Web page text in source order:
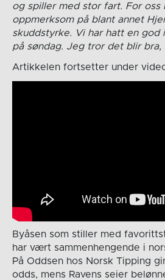
og spiller med stor fart. For
oppmerksom på blant annet
skuddstyrke. Vi har hatt en god
på søndag. Jeg tror det blir bra,
Artikkelen fortsetter under
Byåsen som stiller med
har vært sammenhengende i
På Oddsen hos Norsk Tipping
odds, mens Ravens seier